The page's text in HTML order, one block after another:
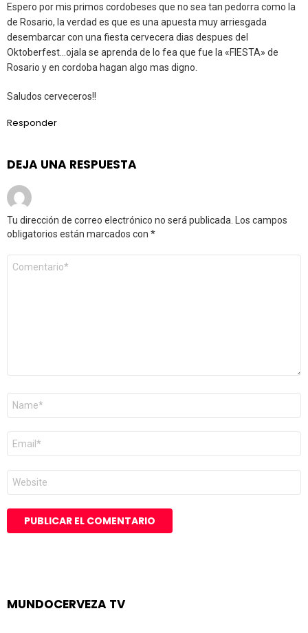
Espero por mis primos cordobeses que no sea tan pedorra como la
de Rosario, la verdad es que es una apuesta muy arriesgada
desembarcar con una fiesta cervecera dias despues del
Oktoberfest…ojala se aprenda de lo fea que fue la «FIESTA» de
Rosario y en cordoba hagan algo mas digno.
Saludos cerveceros!!
Responder
DEJA UNA RESPUESTA
Tu dirección de correo electrónico no será publicada.
Los campos
obligatorios están marcados con *
Comentario
Nombre
Correo
electrónico
*
Web
MUNDOCERVEZA TV